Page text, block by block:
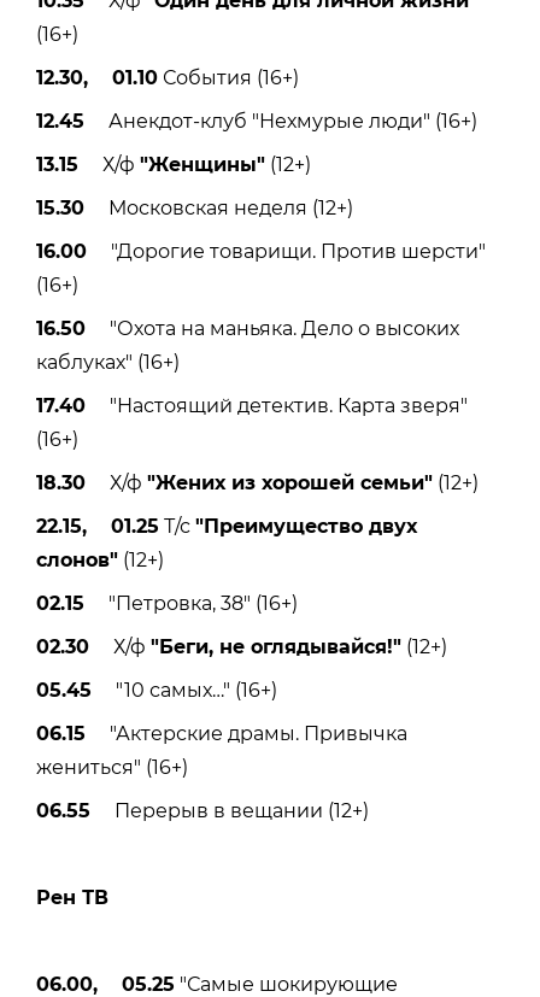
(16+)
12.30, 01.10 События (16+)
12.45 Анекдот-клуб "Нехмурые люди" (16+)
13.15 Х/ф "Женщины" (12+)
15.30 Московская неделя (12+)
16.00 "Дорогие товарищи. Против шерсти"
(16+)
16.50 "Охота на маньяка. Дело о высоких
каблуках" (16+)
17.40 "Настоящий детектив. Карта зверя"
(16+)
18.30 Х/ф "Жених из хорошей семьи" (12+)
22.15, 01.25 Т/с "Преимущество двух
слонов" (12+)
02.15 "Петровка, 38" (16+)
02.30 Х/ф "Беги, не оглядывайся!" (12+)
05.45 "10 самых…" (16+)
06.15 "Актерские драмы. Привычка
жениться" (16+)
06.55 Перерыв в вещании (12+)
Рен ТВ
06.00, 05.25 "Самые шокирующие